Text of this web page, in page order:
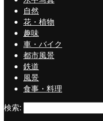
自然
花・植物
趣味
車・バイク
都市風景
鉄道
風景
食事・料理
検索: